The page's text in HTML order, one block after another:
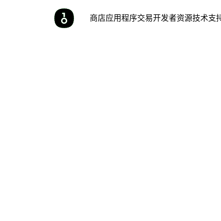
商店应用程序交易开发者资源技术支